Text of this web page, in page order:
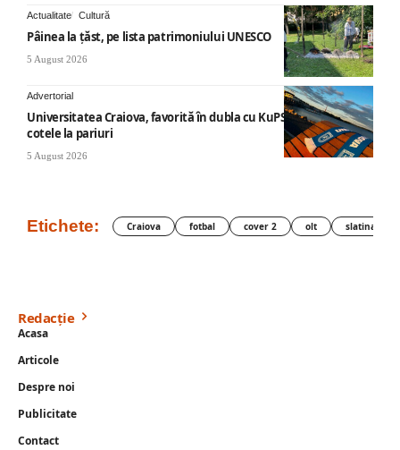
Actualitate Cultură
Pâinea la țăst, pe lista patrimoniului UNESCO
5 August 2026
Advertorial
Universitatea Craiova, favorită în dubla cu KuPS: Cum arată
cotele la pariuri
5 August 2026
Etichete: Craiova fotbal cover 2 olt slatina
Redacție
Acasa
Articole
Despre noi
Publicitate
Contact